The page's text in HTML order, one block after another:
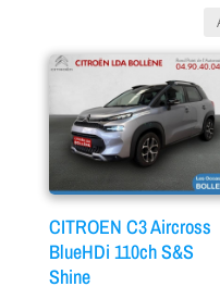
CITROEN C3 Aircross
BlueHDi 110ch S&S
Shine